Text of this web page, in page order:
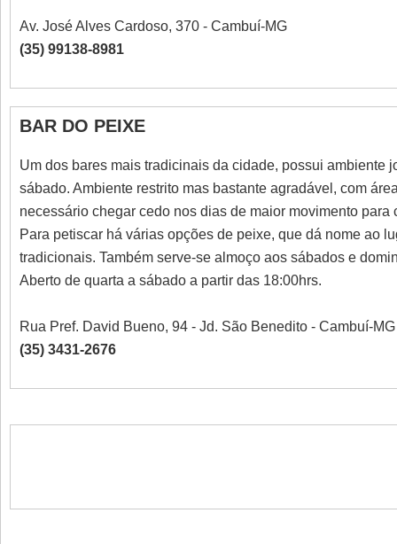
Av. José Alves Cardoso, 370 - Cambuí-MG
(35) 99138-8981
BAR DO PEIXE
Um dos bares mais tradicinais da cidade, possui ambiente
sábado. Ambiente restrito mas bastante agradável, com
necessário chegar cedo nos dias de maior movimento para
Para petiscar há várias opções de peixe, que dá nome ao
tradicionais. Também serve-se almoço aos sábados e
Aberto de quarta a sábado a partir das 18:00hrs.
Rua Pref. David Bueno, 94 - Jd. São Benedito - Cambuí-MG
(35) 3431-2676